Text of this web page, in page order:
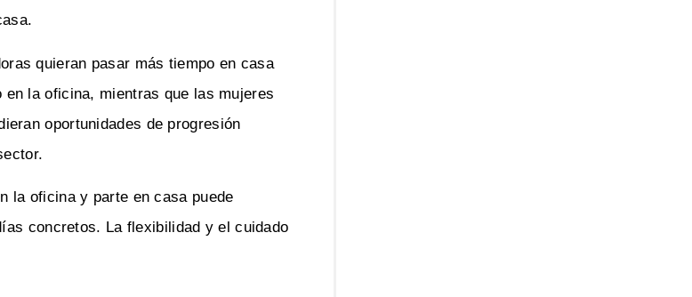
quieran pasar más tiempo en casa
la oficina, mientras que las mujeres
oportunidades de progresión
la oficina y parte en casa puede
concretos. La flexibilidad y el cuidado